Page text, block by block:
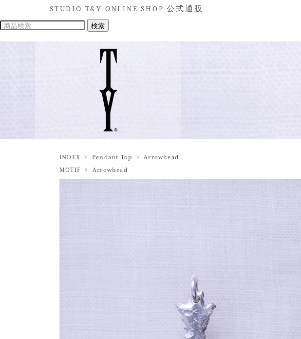
STUDIO T&Y ONLINE SHOP 公式通販
INDEX >Pendant Top >Arrowhead
MOTIF
>Arrowhead